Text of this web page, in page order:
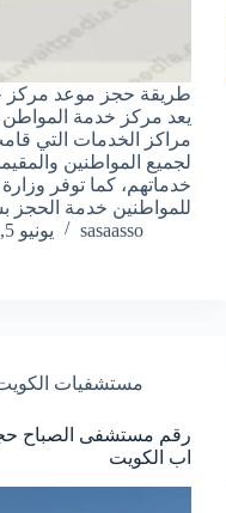
طريقة حجز موعد مركز
يعد مركز خدمة
مراكز الخدمات التي
لجميع المواطنين
خدماتهم، كما توفر وزارة
للمواطنين خدمة
sasaasso
يونيو 5, 2026
مستشفيات
رقم مستشفى الصباح
اب الكويت